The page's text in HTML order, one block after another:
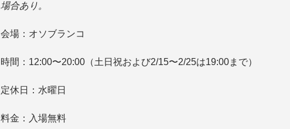
場合あり。
会場：オソブランコ
時間：12:00〜20:00（土日祝および2/15〜2/25は19:00まで）
定休日：水曜日
料金：入場無料